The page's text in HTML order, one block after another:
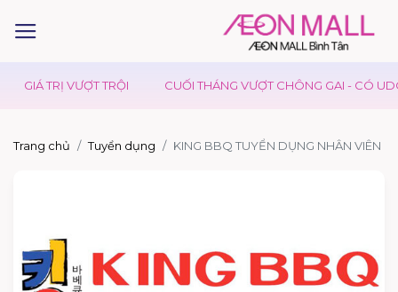
GIÁ TRỊ VƯỢT TRỘI CUỐI THÁNG VƯỢT CHÔNG GAI - CÓ
Trang chủ Tuyển dụng KING BBQ TUYỂN DỤNG NHÂN VIÊN